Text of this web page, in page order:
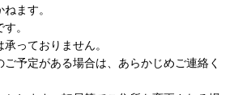
ます。
。
っておりません。
予定がある場合は、あらかじめご連絡く